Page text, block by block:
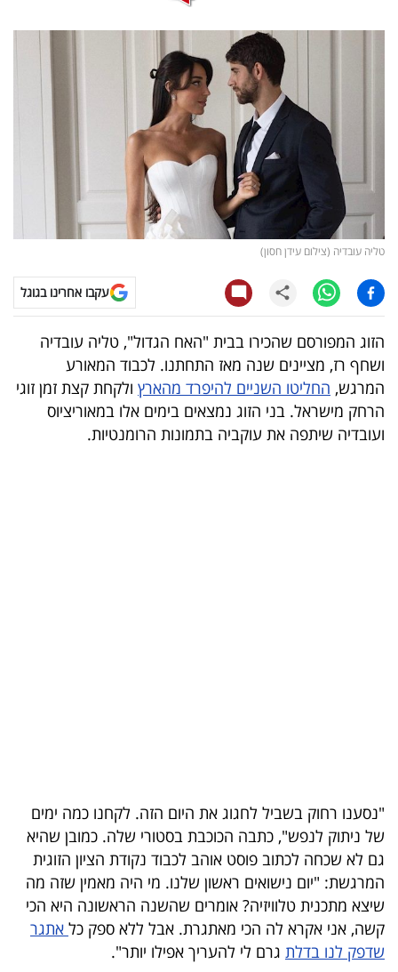
רכילות
עסקית
קריפטו
ויראלי
טלוויזיה
עסקי
ספורט
קריירה
5
המילון
הכלכלי
פודקאסט
40
טליה עובדיה (צילום עידן חסון)
עקבו אחרינו בגוגל
הזוג המפורסם שהכירו בבית "האח הגדול", טליה עובדיה
ושחף רז, מציינים שנה מאז התחתנו. לכבוד המאורע
המרגש, החליטו השניים להיפרד מהארץ ולקחת קצת זמן זוגי
הרחק מישראל. בני הזוג נמצאים בימים אלו במאוריציוס
ועובדיה שיתפה את עוקביה בתמונות הרומנטיות.
"נסענו רחוק בשביל לחגוג את היום הזה. לקחנו כמה ימים
של ניתוק לנפש", כתבה הכוכבת בסטורי שלה. כמובן שהיא
גם לא שכחה לכתוב פוסט אוהב לכבוד נקודת הציון הזוגית
המרגשת: "יום נישואים ראשון שלנו. מי היה מאמין שזה מה
שיצא מתכנית טלוויזיה? אומרים שהשנה הראשונה היא הכי
קשה, אני אקרא לה הכי מאתגרת. אבל ללא ספק כל אתגר
שדפק לנו בדלת גרם לי להעריך אפילו יותר".